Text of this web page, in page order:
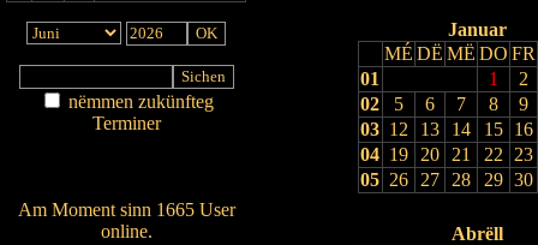
nëmmen zukünfteg
Terminer
Am Moment sinn 1665 User
online.
Januar
MÉ DË MË DO FR
01
1
2
02
5 6 7 8
9
03 12 13 14 15
16
04 19 20 21 22
23
05 26 27 28 29 30
Abrëll